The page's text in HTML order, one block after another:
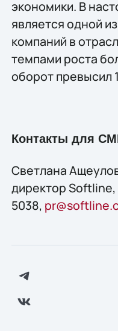
экономики. В
является одной
компаний в
темпами роста
оборот превысил
Контакты для
Светлана
директор Softline,
5038,